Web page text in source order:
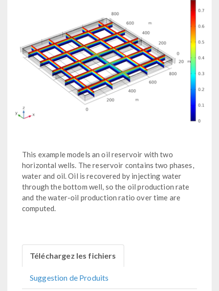
This example models an oil reservoir with two
horizontal wells. The reservoir contains two phases,
water and oil. Oil is recovered by injecting water
through the bottom well, so the oil production rate
and the water-oil production ratio over time are
computed.
Téléchargez les fichiers
Suggestion de Produits